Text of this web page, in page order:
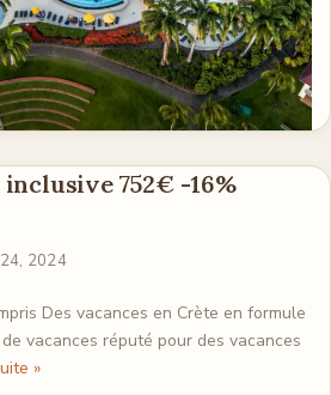
752€ -16%
2024
Des vacances en Crète en formule
vacances réputé pour des vacances
»